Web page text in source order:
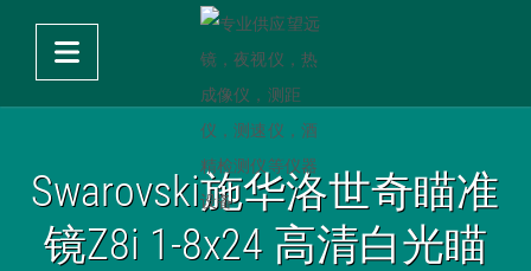
Swarovski施华洛世奇瞄准
镜Z8i 1-8x24 高清白光瞄